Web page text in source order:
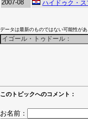
2007-08
ハイドゥク・ス
データは最新のものではない可能性が
このトピックへのコメント：
お名前：